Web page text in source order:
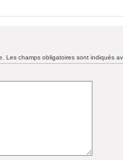
Les champs obligatoires sont indiqués